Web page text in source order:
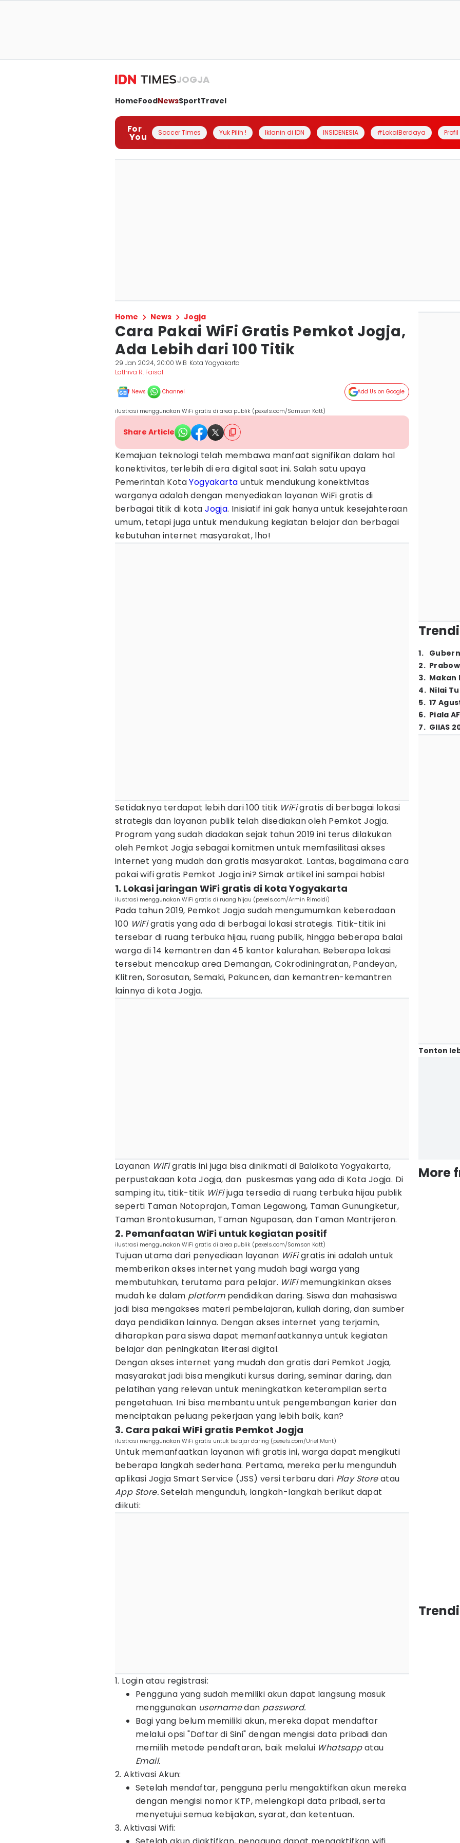
JOGJA
HomeFoodNewsSportTravel
For
You Soccer Times Yuk Pilih ! Iklanin di IDN INSIDENESIA #LokalBerdaya
Home News Jogja
Cara Pakai WiFi Gratis Pemkot Jogja,
Ada Lebih dari 100 Titik
29 Jan 2024, 20:00 WIB Kota Yogyakarta
Lathiva R. Faisol
News Channel Add Us on Google
ilustrasi menggunakan WiFi gratis di area publik (pexels.com/Samson Katt)
Share Article
Kemajuan teknologi telah membawa manfaat signifikan dalam hal
konektivitas, terlebih di era digital saat ini. Salah satu upaya
Pemerintah KotaYogyakarta untuk mendukung konektivitas
warganya adalah dengan menyediakan layanan WiFi gratis di
berbagai titik di kotaJogja. Inisiatif ini gak hanya untuk kesejahteraan
umum, tetapi juga untuk mendukung kegiatan belajar dan berbagai
kebutuhan internet masyarakat, lho!
Setidaknya terdapat lebih dari 100 titik WiFigratis di berbagai lokasi
strategis dan layanan publik telah disediakan oleh Pemkot Jogja.
Program yang sudah diadakan sejak tahun 2019 ini terus dilakukan
oleh Pemkot Jogja sebagai komitmen untuk memfasilitasi akses
internet yang mudah dan gratis masyarakat. Lantas, bagaimana cara
pakai wifi gratis Pemkot Jogja ini? Simak artikel ini sampai habis!
1. Lokasi jaringan WiFi gratis di kota Yogyakarta
ilustrasi menggunakan WiFi gratis di ruang hijau (pexels.com/Armin Rimoldi)
Pada tahun 2019, Pemkot Jogja sudah mengumumkan keberadaan
100 WiFigratis yang ada di berbagai lokasi strategis. Titik-titik ini
tersebar di ruang terbuka hijau, ruang publik, hingga beberapa balai
warga di 14 kemantren dan 45 kantor kalurahan. Beberapa lokasi
tersebut mencakup area Demangan, Cokrodiningratan, Pandeyan,
Klitren, Sorosutan, Semaki, Pakuncen, dan kemantren-kemantren
lainnya di kota Jogja.
Layanan WiFigratis ini juga bisa dinikmati di Balaikota Yogyakarta,
perpustakaan kota Jogja, dan puskesmas yang ada di Kota Jogja. Di
samping itu, titik-titik WiFijuga tersedia di ruang terbuka hijau publik
seperti Taman Notoprajan, Taman Legawong, Taman Gunungketur,
Taman Brontokusuman, Taman Ngupasan, dan Taman Mantrijeron.
2. Pemanfaatan WiFi untuk kegiatan positif
ilustrasi menggunakan WiFi gratis di area publik (pexels.com/Samson Katt)
Tujuan utama dari penyediaan layanan WiFigratis ini adalah untuk
memberikan akses internet yang mudah bagi warga yang
membutuhkan, terutama para pelajar. WiFimemungkinkan akses
mudah ke dalam platformpendidikan daring. Siswa dan mahasiswa
jadi bisa mengakses materi pembelajaran, kuliah daring, dan sumber
daya pendidikan lainnya. Dengan akses internet yang terjamin,
diharapkan para siswa dapat memanfaatkannya untuk kegiatan
belajar dan peningkatan literasi digital.
Dengan akses internet yang mudah dan gratis dari Pemkot Jogja,
masyarakat jadi bisa mengikuti kursus daring, seminar daring, dan
pelatihan yang relevan untuk meningkatkan keterampilan serta
pengetahuan. Ini bisa membantu untuk pengembangan karier dan
menciptakan peluang pekerjaan yang lebih baik, kan?
3. Cara pakai WiFi gratis Pemkot Jogja
ilustrasi menggunakan WiFi gratis untuk belajar daring (pexels.com/Uriel Mont)
Untuk memanfaatkan layanan wifi gratis ini, warga dapat mengikuti
beberapa langkah sederhana. Pertama, mereka perlu mengunduh
aplikasi Jogja Smart Service (JSS) versi terbaru dari Play Storeatau
App Store.Setelah mengunduh, langkah-langkah berikut dapat
diikuti:
1. Login atau registrasi:
Pengguna yang sudah memiliki akun dapat langsung masuk
menggunakan usernamedan password.
Bagi yang belum memiliki akun, mereka dapat mendaftar
melalui opsi "Daftar di Sini" dengan mengisi data pribadi dan
memilih metode pendaftaran, baik melalui Whatsappatau
Email.
2. Aktivasi Akun:
Setelah mendaftar, pengguna perlu mengaktifkan akun mereka
dengan mengisi nomor KTP, melengkapi data pribadi, serta
menyetujui semua kebijakan, syarat, dan ketentuan.
3. Aktivasi Wifi:
1.
2.
3. Makan
4. Nilai
5. 17
6. Piala
7. GIIAS
Tonton
More